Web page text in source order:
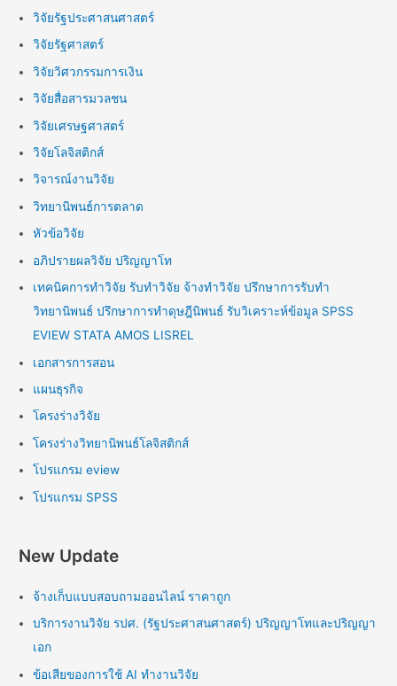
วิจัยรัฐประศาสนศาสตร์
วิจัยรัฐศาสตร์
วิจัยวิศวกรรมการเงิน
วิจัยสื่อสารมวลชน
วิจัยเศรษฐศาสตร์
วิจัยโลจิสติกส์
วิจารณ์งานวิจัย
วิทยานิพนธ์การตลาด
หัวข้อวิจัย
อภิปรายผลวิจัย ปริญญาโท
เทคนิคการทำวิจัย รับทำวิจัย จ้างทำวิจัย ปรึกษาการรับทำ
วิทยานิพนธ์ ปรึกษาการทำดุษฎีนิพนธ์ รับวิเคราะห์ข้อมูล SPSS
EVIEW STATA AMOS LISREL
เอกสารการสอน
แผนธุรกิจ
โครงร่างวิจัย
โครงร่างวิทยานิพนธ์โลจิสติกส์
โปรแกรม eview
โปรแกรม SPSS
New Update
จ้างเก็บแบบสอบถามออนไลน์ ราคาถูก
บริการงานวิจัย รปศ. (รัฐประศาสนศาสตร์) ปริญญาโทและปริญญา
เอก
ข้อเสียของการใช้ AI ทำงานวิจัย